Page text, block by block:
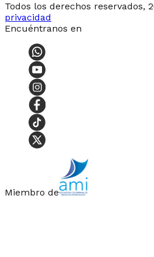
Todos los derechos reservados,
privacidad
Encuéntranos en
Miembro de